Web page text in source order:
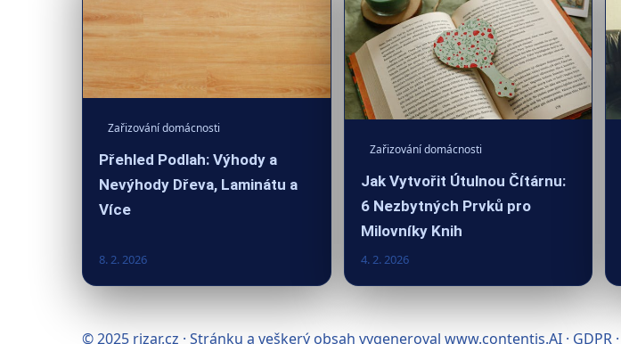
Zařizování domácnosti
Přehled Podlah: Výhody a
Nevýhody Dřeva, Laminátu a
Více
8. 2. 2026
Zařizování domácnosti
Jak Vytvořit Útulnou Čítárnu:
6 Nezbytných Prvků pro
Milovníky Knih
4. 2. 2026
© 2025 rizar.cz · Stránku a veškerý obsah vygeneroval www.contentis.AI · GDPR ·